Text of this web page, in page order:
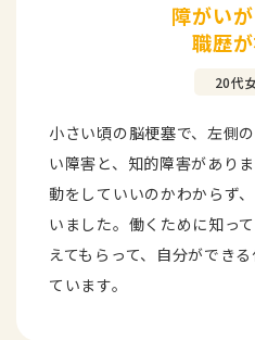
障がい
職歴
20代
⼩さい頃の脳梗塞で、左側
い障害と、知的障害があり
動をしていいのかわからず
いました。働くために知っ
えてもらって、⾃分ができ
ています。